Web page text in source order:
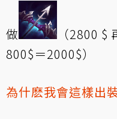
做
（2800
800$＝2000$）
為什麽我會這樣出